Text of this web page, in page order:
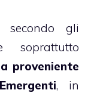
secondo gli
proveniente
, in